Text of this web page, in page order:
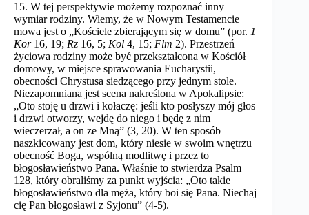
15. W tej perspektywie możemy rozpoznać inny
wymiar rodziny. Wiemy, że w Nowym Testamencie
mowa jest o „Kościele zbierającym się w domu” (por. 1
Kor16, 19; Rz 16, 5; Kol 4, 15; Flm 2). Przestrzeń
życiowa rodziny może być przekształcona w Kościół
domowy, w miejsce sprawowania Eucharystii,
obecności Chrystusa siedzącego przy jednym stole.
Niezapomniana jest scena nakreślona w Apokalipsie:
„Oto stoję u drzwi i kołaczę: jeśli kto posłyszy mój głos
i drzwi otworzy, wejdę do niego i będę z nim
wieczerzał, a on ze Mną” (3, 20). W ten sposób
naszkicowany jest dom, który niesie w swoim wnętrzu
obecność Boga, wspólną modlitwę i przez to
błogosławieństwo Pana. Właśnie to stwierdza Psalm
128, który obraliśmy za punkt wyjścia: „Oto takie
błogosławieństwo dla męża, który boi się Pana. Niechaj
cię Pan błogosławi z Syjonu” (4-5).